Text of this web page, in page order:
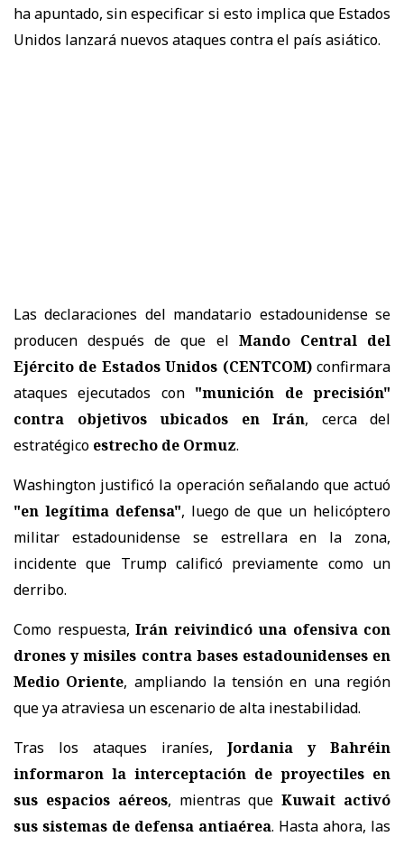
ha apuntado, sin especificar si esto implica que Estados
Unidos lanzará nuevos ataques contra el país asiático.
Las declaraciones del mandatario estadounidense se
producen después de que el Mando Central del
Ejército de Estados Unidos (CENTCOM)confirmara
ataques ejecutados con "munición de precisión"
contra objetivos ubicados en Irán, cerca del
estratégico estrecho de Ormuz.
Washington justificó la operación señalando que actuó
"en legítima defensa", luego de que un helicóptero
militar estadounidense se estrellara en la zona,
incidente que Trump calificó previamente como un
derribo.
Como respuesta, Irán reivindicó una ofensiva con
drones y misiles contra bases estadounidenses en
Medio Oriente, ampliando la tensión en una región
que ya atraviesa un escenario de alta inestabilidad.
Tras los ataques iraníes, Jordania y Bahréin
informaron la interceptación de proyectiles en
sus espacios aéreos, mientras queKuwait activó
sus sistemas de defensa antiaérea. Hasta ahora, las